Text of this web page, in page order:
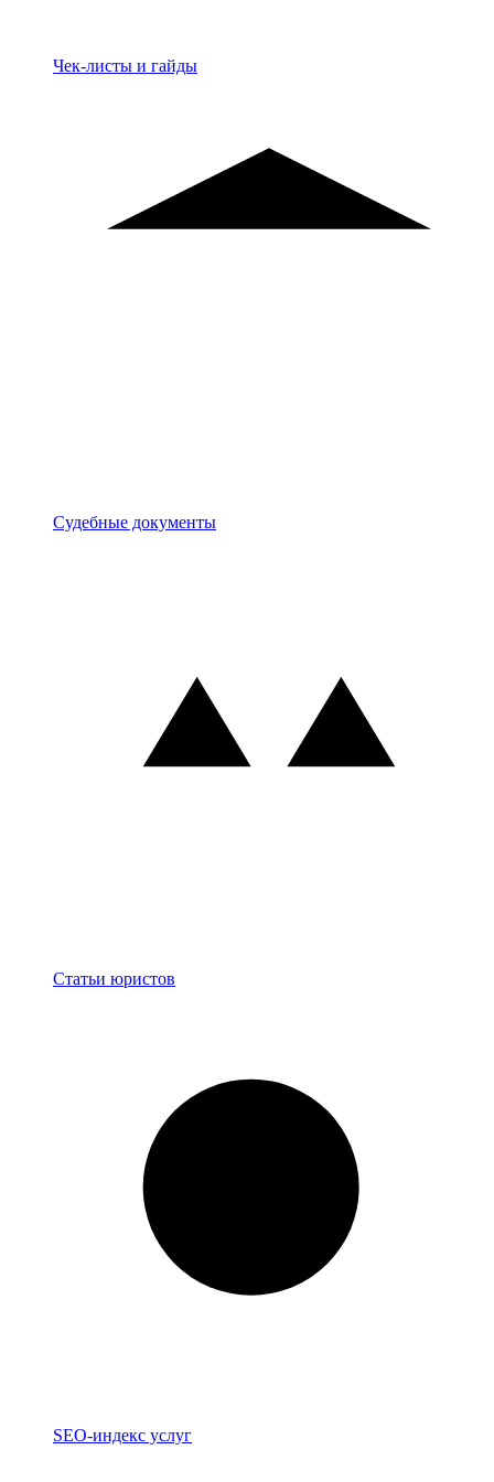
Материалы
Чек-листы и гайды
Документы
Судебные документы
Блог
Статьи юристов
Индекс
SEO-индекс услуг